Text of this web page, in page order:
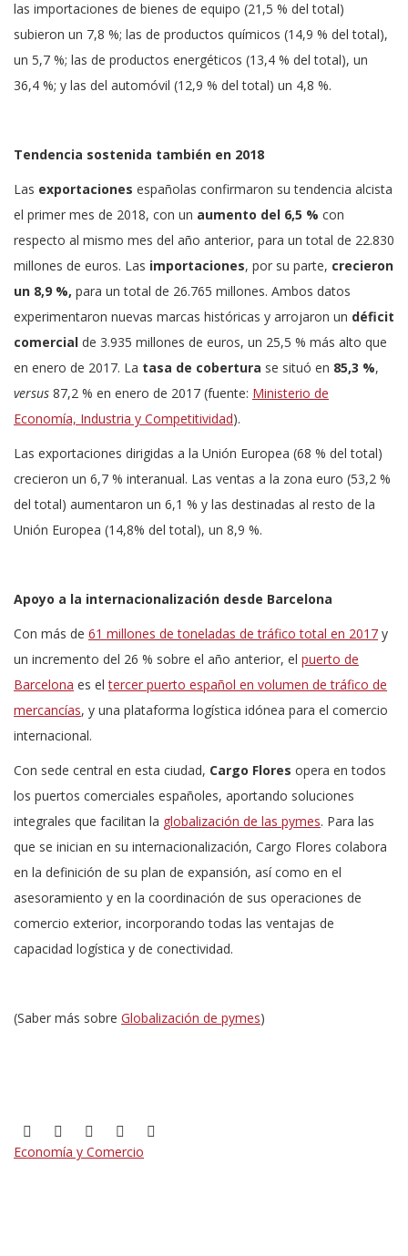
las importaciones de bienes de equipo (21,5 % del total)
subieron un 7,8 %; las de productos químicos (14,9 % del total),
un 5,7 %; las de productos energéticos (13,4 % del total), un
36,4 %; y las del automóvil (12,9 % del total) un 4,8 %.
Tendencia sostenida también en 2018
Las exportaciones españolas confirmaron su tendencia alcista
el primer mes de 2018, con un aumento del 6,5 % con
respecto al mismo mes del año anterior, para un total de 22.830
millones de euros. Las importaciones, por su parte, crecieron
un 8,9 %, para un total de 26.765 millones. Ambos datos
experimentaron nuevas marcas históricas y arrojaron un déficit
comercial de 3.935 millones de euros, un 25,5 % más alto que
en enero de 2017. La tasa de cobertura se situó en 85,3 %,
versus 87,2 % en enero de 2017 (fuente: Ministerio de
Economía, Industria y Competitividad).
Las exportaciones dirigidas a la Unión Europea (68 % del total)
crecieron un 6,7 % interanual. Las ventas a la zona euro (53,2 %
del total) aumentaron un 6,1 % y las destinadas al resto de la
Unión Europea (14,8% del total), un 8,9 %.
Apoyo a la internacionalización desde Barcelona
Con más de 61 millones de toneladas de tráfico total en 2017 y
un incremento del 26 % sobre el año anterior, el puerto de
Barcelona es eltercer puerto español en volumen de tráfico de
mercancías, y una plataforma logística idónea para el comercio
internacional.
Con sede central en esta ciudad, Cargo Flores opera en todos
los puertos comerciales españoles, aportando soluciones
integrales que facilitan la globalización de las pymes. Para las
que se inician en su internacionalización, Cargo Flores colabora
en la definición de su plan de expansión, así como en el
asesoramiento y en la coordinación de sus operaciones de
comercio exterior, incorporando todas las ventajas de
capacidad logística y de conectividad.
(Saber más sobre Globalización de pymes)
Economía y Comercio